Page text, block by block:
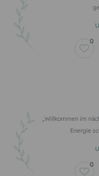
0
Willkommen im
Energie
0